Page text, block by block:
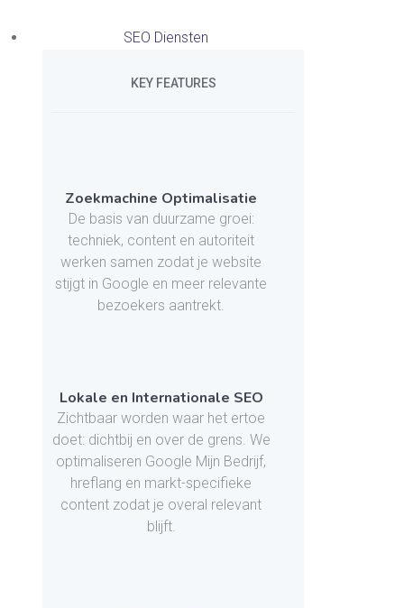
SEO Diensten
KEY FEATURES
Zoekmachine Optimalisatie
De basis van duurzame groei:
techniek, content en autoriteit
werken samen zodat je website
stijgt in Google en meer relevante
bezoekers aantrekt.
Lokale en Internationale SEO
Zichtbaar worden waar het ertoe
doet: dichtbij en over de grens. We
optimaliseren Google Mijn Bedrijf,
hreflang en markt-specifieke
content zodat je overal relevant
blijft.